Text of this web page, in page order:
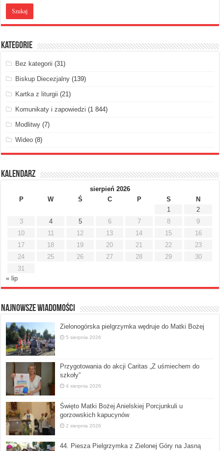
Kategorie
Bez kategorii (31)
Biskup Diecezjalny (139)
Kartka z liturgii (21)
Komunikaty i zapowiedzi (1 844)
Modlitwy (7)
Wideo (8)
Kalendarz
sierpień 2026
P
W Ś C P S
N
1
2
3
4 5 6 7 8
9
10
11 12 13 14 15
16
17
18 19 20 21 22
23
24
25 26 27 28 29
30
31
« lip
Najnowsze Wiadomości
Zielonogórska pielgrzymka wędruje do Matki Bożej
5 sierpnia 2026
Przygotowania do akcji Caritas „Z uśmiechem do
szkoły”
4 sierpnia 2026
Święto Matki Bożej Anielskiej Porcjunkuli u
gorzowskich kapucynów
2 sierpnia 2026
44. Piesza Pielgrzymka z Zielonej Góry na Jasną